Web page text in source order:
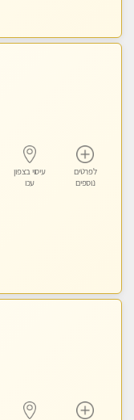
לפרטים
נוספים
עיסוי בצפון
עכו